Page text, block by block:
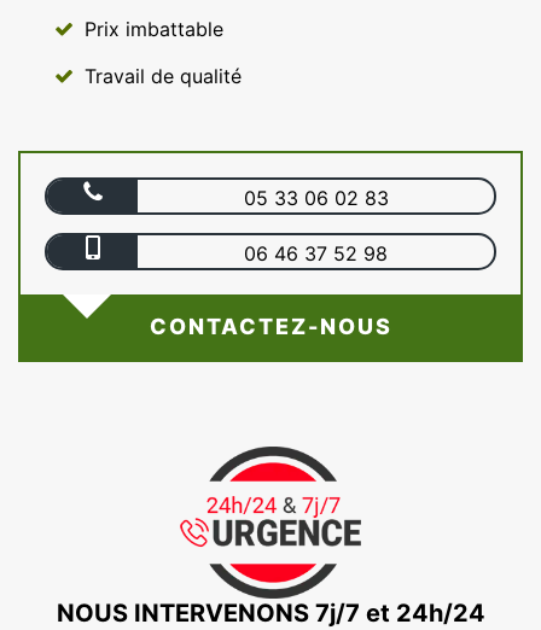
Prix imbattable
Travail de qualité
05 33 06 02 83
06 46 37 52 98
CONTACTEZ-NOUS
NOUS INTERVENONS 7j/7 et 24h/24